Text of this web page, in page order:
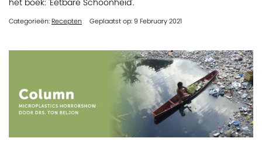
het boek: 'Eetbare Schoonheid'.
Categorieën:Recepten Geplaatst op: 9 February 2021